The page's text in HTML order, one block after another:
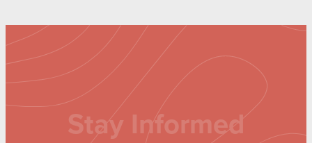
Stay Informed